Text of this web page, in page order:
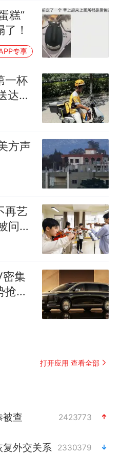
糕”
！
专享
一杯
达，
方声
再艺
问
遏
密集
占
打开应用 查看全部
被查 2423773
外交关系 2330379